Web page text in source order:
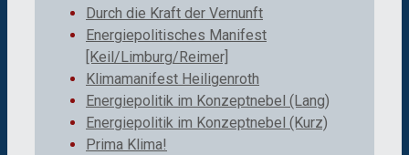
Durch die Kraft der Vernunft
Energiepolitisches Manifest
[Keil/Limburg/Reimer]
Klimamanifest Heiligenroth
Energiepolitik im Konzeptnebel (Lang)
Energiepolitik im Konzeptnebel (Kurz)
Prima Klima!